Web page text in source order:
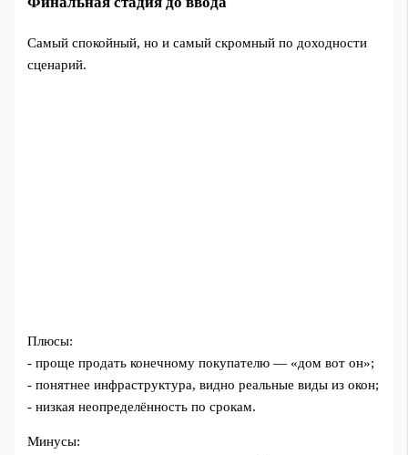
Самый спокойный, но и самый скромный по доходности
сценарий.
Плюсы:
- проще продать конечному покупателю — «дом вот он»;
- понятнее инфраструктура, видно реальные виды из окон;
- низкая неопределённость по срокам.
Минусы: